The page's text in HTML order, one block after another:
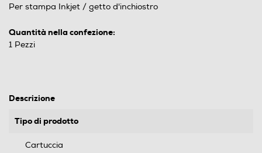
Per stampa Inkjet / getto d'inchiostro
Quantità nella confezione:
1 Pezzi
Descrizione
Tipo di prodotto
Cartuccia